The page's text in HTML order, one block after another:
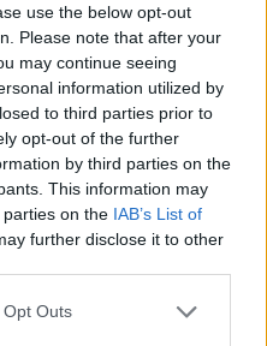
use the below opt-out
Please note that after your
may continue seeing
information utilized by
to third parties prior to
opt-out of the further
by third parties on the
This information may
on the IAB’s List of
further disclose it to other
Outs
συστήματα του ΕΛ.Γ.Α.
2024, του
σχετική κοστολόγησή του
Αρωγής προς έγκριση
την εκκαθάριση των
από το Υπουργείο